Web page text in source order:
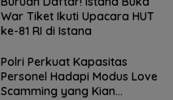
War Tiket Ikuti Upacara HUT
ke-81 RI di Istana
Polri Perkuat Kapasitas
Personel Hadapi Modus Love
Scamming yang Kian